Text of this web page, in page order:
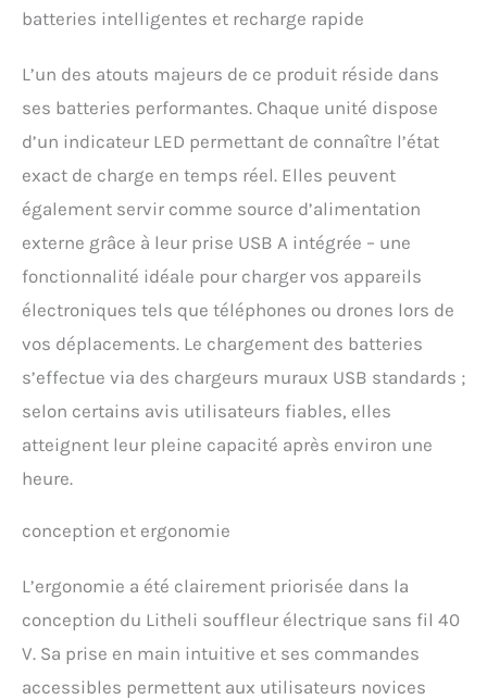
électrique ne pèse que 2,7
dispose d'une poignée de
répartition plus équilibrée
du poids. Il peut être
seule main par des
adultes. Le souffleur à
batterie est conçu de
façon ergonomique pour
d'air fluide. Il a une
résistance plus faible, un
efficacité plus élevée. Le
conduit d'air amovible
facilite le rangement
compact. 【Contrôle de
feuilles alimenté par
à 20 000 tr/min pour
permettre différentes
l'air. Vous pouvez régler la
vitesse du souffleur à
batteries intelligentes et recharge rapide
L’un des atouts majeurs de ce produit réside dans
ses batteries performantes. Chaque unité dispose
d’un indicateur LED permettant de connaître l’état
exact de charge en temps réel. Elles peuvent
également servir comme source d’alimentation
externe grâce à leur prise USB A intégrée – une
fonctionnalité idéale pour charger vos appareils
électroniques tels que téléphones ou drones lors de
vos déplacements. Le chargement des batteries
s’effectue via des chargeurs muraux USB standards ;
selon certains avis utilisateurs fiables, elles
atteignent leur pleine capacité après environ une
heure.
conception et ergonomie
L’ergonomie a été clairement priorisée dans la
conception du Litheli souffleur électrique sans fil 40
V. Sa prise en main intuitive et ses commandes
accessibles permettent aux utilisateurs novices